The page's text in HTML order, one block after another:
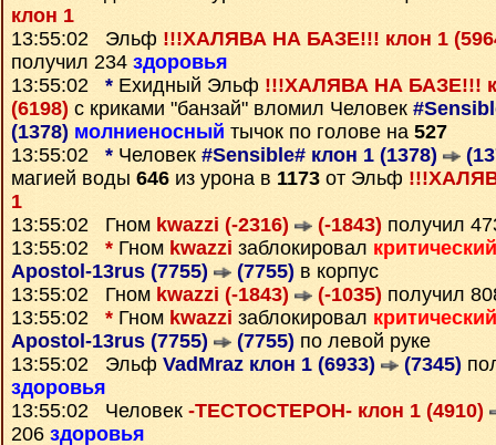
клон 1
13:55:02 Эльф !!!ХАЛЯВА НА БАЗЕ!!! клон 1
получил 234 здоровья
13:55:02 * Ехидный Эльф !!!ХАЛЯВА НА БАЗЕ!!!
(6198) с криками "банзай" вломил Человек
(1378) молниеносный тычок по голове на 527
13:55:02 * Человек #Sensible# клон 1 (1378)
магией воды 646 из урона в 1173 от Эльф
1
13:55:02 Гном kwazzi (-2316) (-1843) получил
13:55:02 * Гном kwazzi заблокировал критический
Apostol-13rus (7755)
(7755) в корпус
13:55:02 Гном kwazzi (-1843) (-1035) получил
13:55:02 * Гном kwazzi заблокировал критический
Apostol-13rus (7755)
(7755) по левой руке
13:55:02 Эльф VadMraz клон 1 (6933) (7345)
здоровья
13:55:02 Человек -ТЕСТОСТЕРОН- клон 1 (4910)
206 здоровья